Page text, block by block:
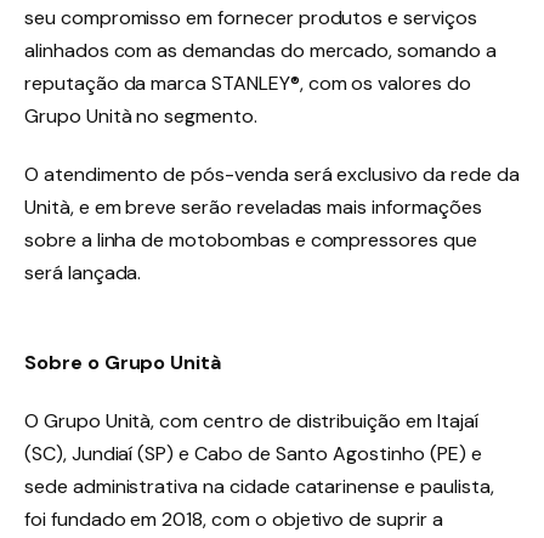
seu compromisso em fornecer produtos e serviços
alinhados com as demandas do mercado, somando a
reputação da marca STANLEY®, com os valores do
Grupo Unità no segmento.
O atendimento de pós-venda será exclusivo da rede da
Unità, e em breve serão reveladas mais informações
sobre a linha de motobombas e compressores que
será lançada.
Sobre o Grupo Unità
O Grupo Unità, com centro de distribuição em Itajaí
(SC), Jundiaí (SP) e Cabo de Santo Agostinho (PE) e
sede administrativa na cidade catarinense e paulista,
foi fundado em 2018, com o objetivo de suprir a